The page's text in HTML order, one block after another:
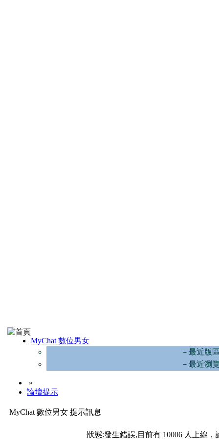
MyChat 數位男女
－最近版
－最近瀏
»
論壇提示
MyChat 數位男女 提示訊息
狀態:發生錯誤,目前有 10006 人上線